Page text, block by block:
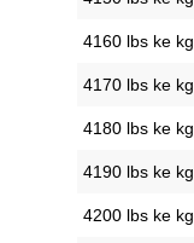
4160 lbs ke kg
4170 lbs ke kg
4180 lbs ke kg
4190 lbs ke kg
4200 lbs ke kg